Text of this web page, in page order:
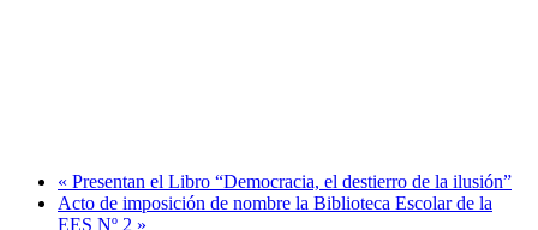
« Presentan el Libro “Democracia, el destierro de la ilusión”
Acto de imposición de nombre la Biblioteca Escolar de la
EES Nº 2 »